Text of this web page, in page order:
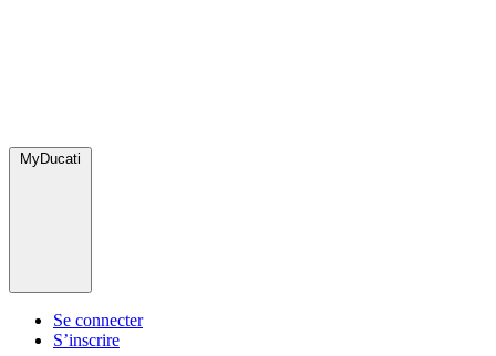
MyDucati
Se connecter
S’inscrire